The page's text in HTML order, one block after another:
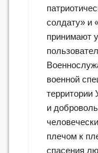
солдату» и
принимают
военной
и
плечом к
спасения